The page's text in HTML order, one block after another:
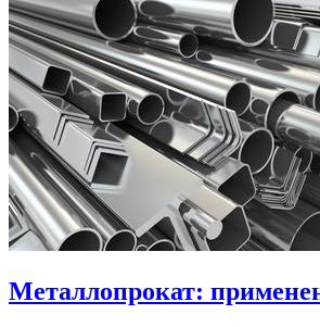
Металлопрокат: